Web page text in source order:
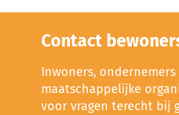
Contact
Inwoners, ondernemers
maatschappelijke
voor vragen terecht bij